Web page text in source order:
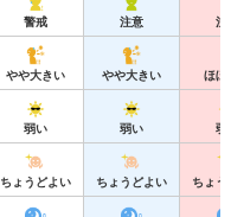
警戒 注意 注
やや大きい やや大きい ほぼ
弱い 弱い 弱
ちょうどよい ちょうどよい ちょう